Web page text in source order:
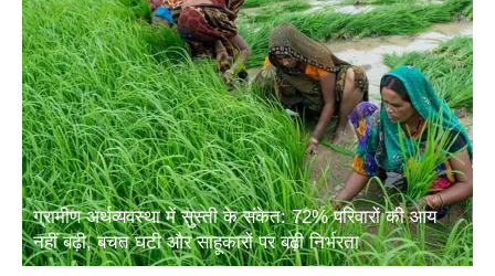
ग्रामीण अर्थव्यवस्था में सुस्ती के संकेत: 72% परिवारों की आय
नहीं बढ़ी, बचत घटी और साहूकारों पर बढ़ी निर्भरता